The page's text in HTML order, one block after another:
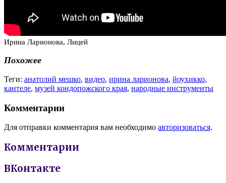
Ирина Ларионова, Лицей
Похожее
Теги: анатолий мешко, видео, ирина ларионова, йоухикко,
кантеле, музей кондопожского края, народные инструменты
Комментарии
Для отправки комментария вам необходимо авторизоваться.
Комментарии
ВКонтакте